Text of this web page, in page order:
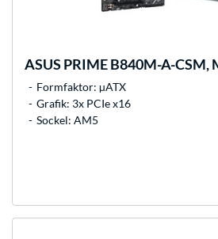
ASUS PRIME B840M-A-CSM,
Formfaktor: µATX
Grafik: 3x PCIe x16
Sockel: AM5